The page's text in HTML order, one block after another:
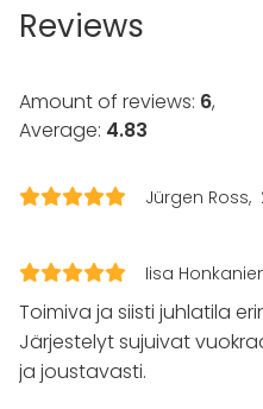
Kitchen for customer
Dinnerware
Event types
Party
Spa / Wellness / Sauna
Conference / Seminar
Fair / Exhibition
Performance / Show
Recreation
Cabin trip / Retreat
Reviews
Amount of reviews: 6,
Average: 4.83
Jürgen Ross
Iisa
Toimiva ja siisti juhlatila
Järjestelyt sujuivat
ja joustavasti.